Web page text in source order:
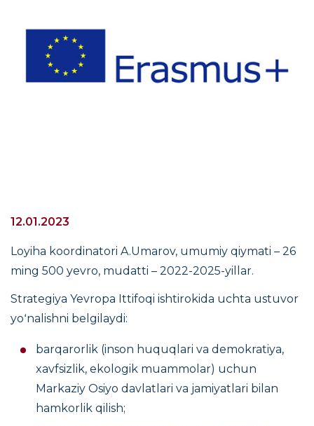
12.01.2023
Loyiha koordinatori A.Umarov, umumiy qiymati – 26
ming 500 yevro, mudatti – 2022-2025-yillar.
Strategiya Yevropa Ittifoqi ishtirokida uchta ustuvor
yoʻnalishni belgilaydi:
barqarorlik (inson huquqlari va demokratiya,
xavfsizlik, ekologik muammolar) uchun
Markaziy Osiyo davlatlari va jamiyatlari bilan
hamkorlik qilish;